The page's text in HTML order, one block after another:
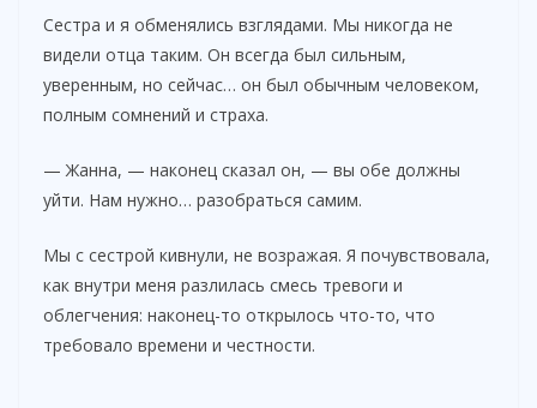
Сестра и я обменялись взглядами. Мы никогда не
видели отца таким. Он всегда был сильным,
уверенным, но сейчас… он был обычным человеком,
полным сомнений и страха.
— Жанна, — наконец сказал он, — вы обе должны
уйти. Нам нужно… разобраться самим.
Мы с сестрой кивнули, не возражая. Я почувствовала,
как внутри меня разлилась смесь тревоги и
облегчения: наконец-то открылось что-то, что
требовало времени и честности.